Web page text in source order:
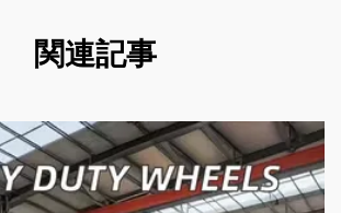
関連記事